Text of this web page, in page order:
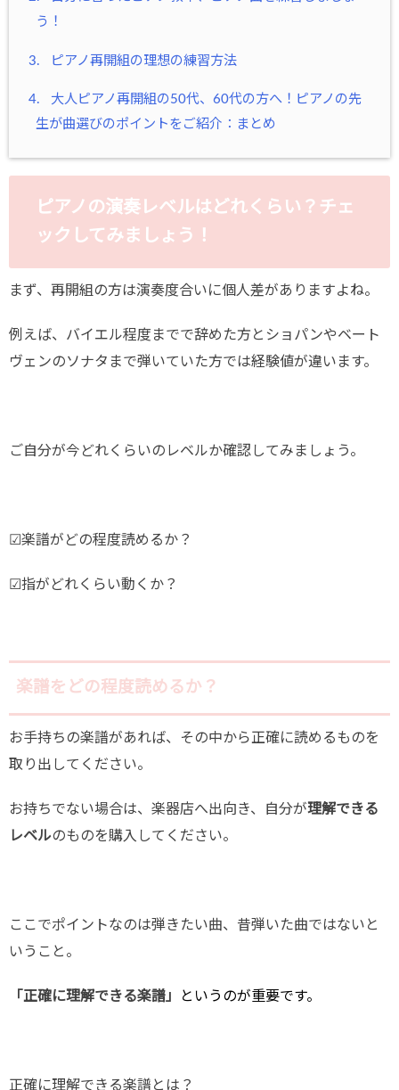
う！
3. ピアノ再開組の理想の練習方法
4.
大人ピアノ再開組の50代、60代の方へ！ピアノの先
生が曲選びのポイントをご紹介：まとめ
ピアノの演奏レベルはどれくらい？チェ
ックしてみましょう！
まず、再開組の方は演奏度合いに個人差がありますよね。
例えば、バイエル程度までで辞めた方とショパンやベート
ヴェンのソナタまで弾いていた方では経験値が違います。
ご自分が今どれくらいのレベルか確認してみましょう。
☑楽譜がどの程度読めるか？
☑指がどれくらい動くか？
楽譜をどの程度読めるか？
お手持ちの楽譜があれば、その中から正確に読めるものを
取り出してください。
お持ちでない場合は、楽器店へ出向き、自分が理解できる
レベルのものを購入してください。
ここでポイントなのは弾きたい曲、昔弾いた曲ではないと
いうこと。
「正確に理解できる楽譜」 というのが重要です。
正確に理解できる楽譜とは？